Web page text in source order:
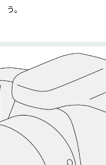
う。